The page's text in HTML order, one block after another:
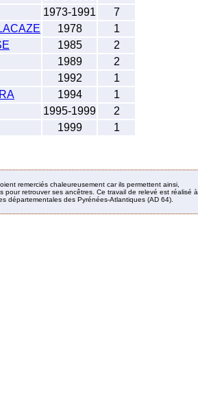
1973-1991
7
1978
1
1985
2
1989
2
1992
1
1994
1
1995-1999
2
1999 1
remerciés chaleureusement car ils permettent ainsi,
retrouver ses ancêtres. Ce travail de relevé est réalisé à
départementales des Pyrénées-Atlantiques (AD 64).